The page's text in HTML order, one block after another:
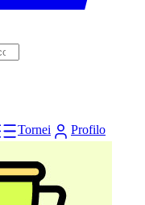
Tornei Profilo